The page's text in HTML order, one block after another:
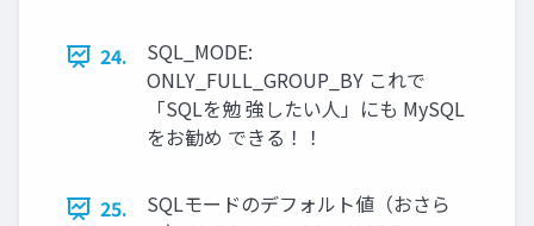
24.
SQL_MODE:
ONLY_FULL_GROUP_BY これで
「SQLを勉 強したい人」にも MySQL
をお勧め できる！！
25.
SQLモードのデフォルト値（おさら